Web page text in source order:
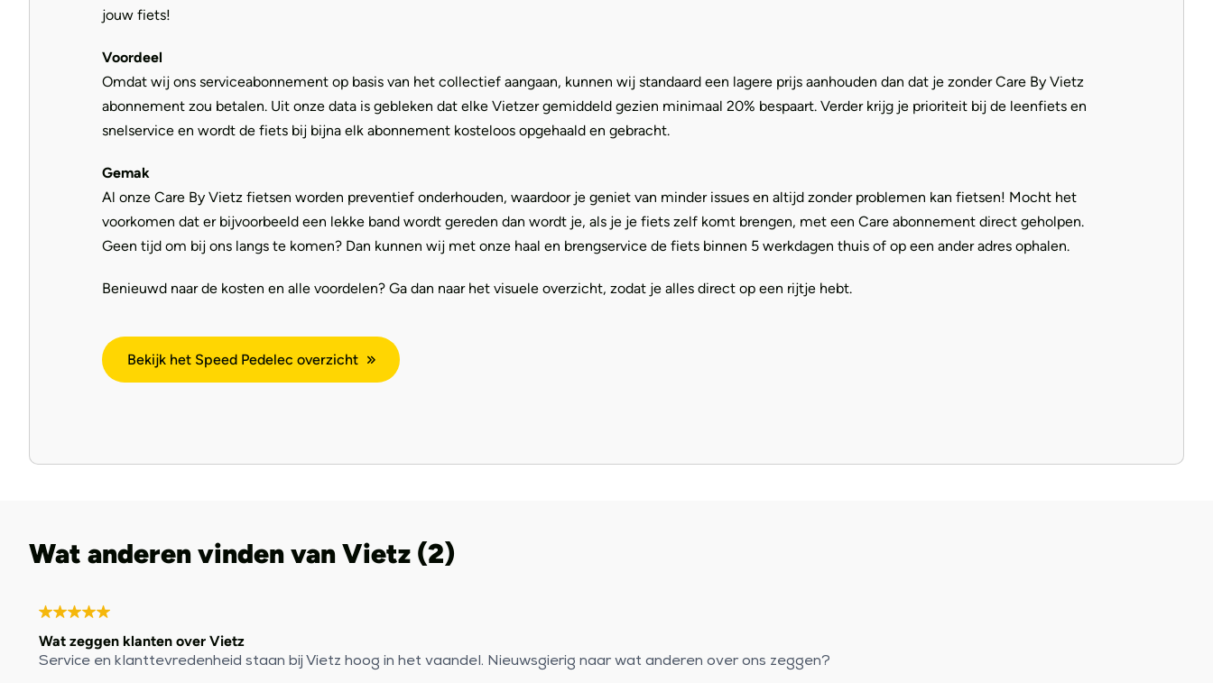
jouw fiets!
Voordeel
Omdat wij ons serviceabonnement op basis van het collectief aangaan, kunnen wij standaard een lagere prijs aanhouden dan dat je zonder Care By Vietz
abonnement zou betalen. Uit onze data is gebleken dat elke Vietzer gemiddeld gezien minimaal 20% bespaart. Verder krijg je prioriteit bij de leenfiets en
snelservice en wordt de fiets bij bijna elk abonnement kosteloos opgehaald en gebracht.
Gemak
Al onze Care By Vietz fietsen worden preventief onderhouden, waardoor je geniet van minder issues en altijd zonder problemen kan fietsen! Mocht het
voorkomen dat er bijvoorbeeld een lekke band wordt gereden dan wordt je, als je je fiets zelf komt brengen, met een Care abonnement direct geholpen.
Geen tijd om bij ons langs te komen? Dan kunnen wij met onze haal en brengservice de fiets binnen 5 werkdagen thuis of op een ander adres ophalen.
Benieuwd naar de kosten en alle voordelen? Ga dan naar het visuele overzicht, zodat je alles direct op een rijtje hebt.
Bekijk het Speed Pedelec overzicht
Wat anderen vinden van Vietz (2)
Wat zeggen klanten over Vietz
Service en klanttevredenheid staan bij Vietz hoog in het vaandel. Nieuwsgierig naar wat anderen over ons zeggen?